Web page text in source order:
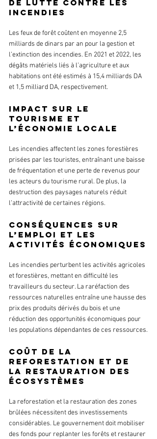
de lutte contre les
incendies
Les feux de forêt coûtent en moyenne 2,5
milliards de dinars par an pour la gestion et
l’extinction des incendies. En 2021 et 2022, les
dégâts matériels liés à l’agriculture et aux
habitations ont été estimés à 15,4 milliards DA
et 1,5 milliard DA, respectivement.
Impact sur le
tourisme et
l’économie locale
Les incendies affectent les zones forestières
prisées par les touristes, entraînant une baisse
de fréquentation et une perte de revenus pour
les acteurs du tourisme rural. De plus, la
destruction des paysages naturels réduit
l’attractivité de certaines régions.
Conséquences sur
l’emploi et les
activités économiques
Les incendies perturbent les activités agricoles
et forestières, mettant en difficulté les
travailleurs du secteur. La raréfaction des
ressources naturelles entraîne une hausse des
prix des produits dérivés du bois et une
réduction des opportunités économiques pour
les populations dépendantes de ces ressources.
Coût de la
reforestation et de
la restauration des
écosystèmes
La reforestation et la restauration des zones
brûlées nécessitent des investissements
considérables. Le gouvernement doit mobiliser
des fonds pour replanter les forêts et restaurer